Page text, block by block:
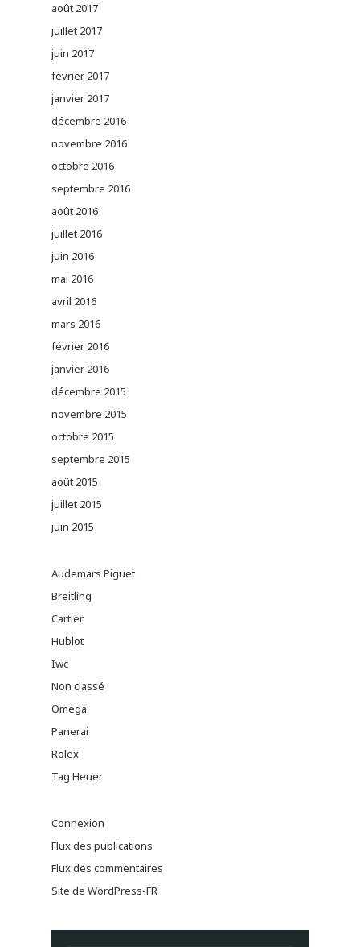
août 2017
juillet 2017
juin 2017
février 2017
janvier 2017
décembre 2016
novembre 2016
octobre 2016
septembre 2016
août 2016
juillet 2016
juin 2016
mai 2016
avril 2016
mars 2016
février 2016
janvier 2016
décembre 2015
novembre 2015
octobre 2015
septembre 2015
août 2015
juillet 2015
juin 2015
Audemars Piguet
Breitling
Cartier
Hublot
Iwc
Non classé
Omega
Panerai
Rolex
Tag Heuer
Connexion
Flux des publications
Flux des commentaires
Site de WordPress-FR